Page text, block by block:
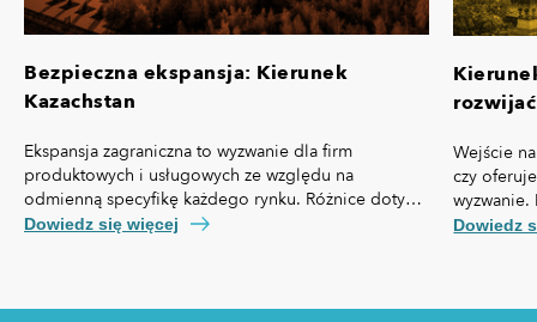
Bezpieczna ekspansja: Kierunek
Kazachstan
Ekspansja zagraniczna to wyzwanie dla firm
produktowych i usługowych ze względu na
odmienną specyfikę każdego rynku. Różnice dotyczą
nie tylko przepisów prawa czy technologii, ale też,
Dowiedz się więcej
Wejście
czy
własną
Dowiedz